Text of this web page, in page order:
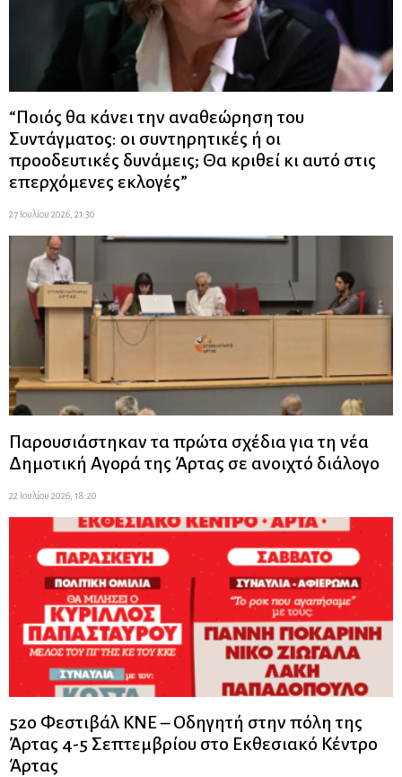
“Ποιός θα κάνει την αναθεώρηση του
Συντάγματος: οι συντηρητικές ή οι
προοδευτικές δυνάμεις; Θα κριθεί κι αυτό στις
επερχόμενες εκλογές”
27 Ιουλίου 2026, 21:30
Παρουσιάστηκαν τα πρώτα σχέδια για τη νέα
Δημοτική Αγορά της Άρτας σε ανοιχτό διάλογο
22 Ιουλίου 2026, 18:20
52ο Φεστιβάλ ΚΝΕ – Οδηγητή στην πόλη της
Άρτας 4-5 Σεπτεμβρίου στο Εκθεσιακό Κέντρο
Άρτας